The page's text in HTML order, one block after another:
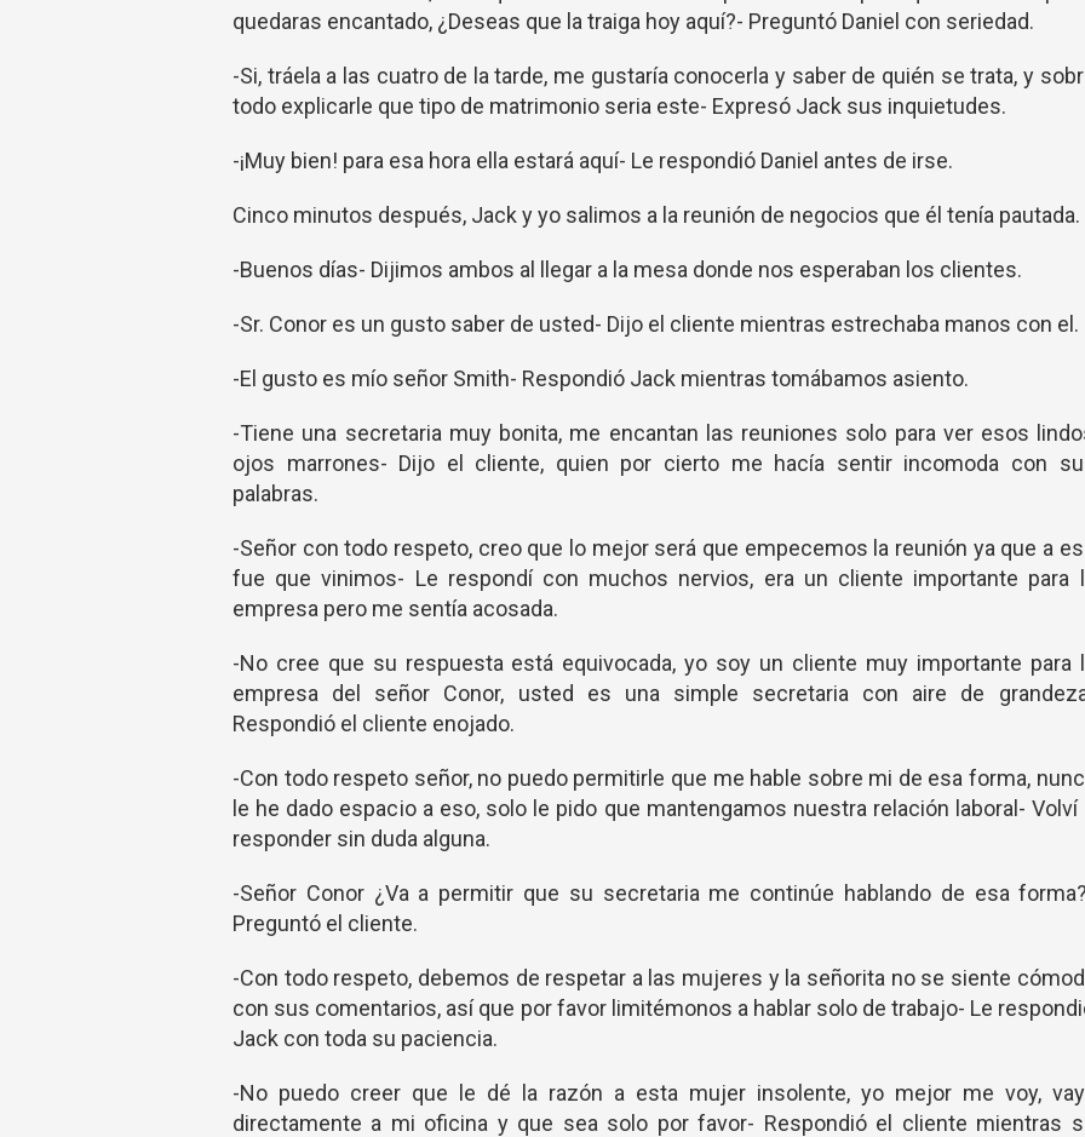
quedaras encantado, ¿Deseas que la traiga hoy aquí?- Preguntó Daniel con seriedad.
-Si, tráela a las cuatro de la tarde, me gustaría conocerla y saber de quién se trata, y
todo explicarle que tipo de matrimonio seria este- Expresó Jack sus inquietudes.
-¡Muy bien! para esa hora ella estará aquí- Le respondió Daniel antes de irse.
Cinco minutos después, Jack y yo salimos a la reunión de negocios que él tenía pautada.
-Buenos días- Dijimos ambos al llegar a la mesa donde nos esperaban los clientes.
-Sr. Conor es un gusto saber de usted- Dijo el cliente mientras estrechaba manos con el.
-El gusto es mío señor Smith- Respondió Jack mientras tomábamos asiento.
-Tiene una secretaria muy bonita, me encantan las reuniones solo para ver esos
ojos marrones- Dijo el cliente, quien por cierto me hacía sentir incomoda con
palabras.
-Señor con todo respeto, creo que lo mejor será que empecemos la reunión ya que a
fue que vinimos- Le respondí con muchos nervios, era un cliente importante para
empresa pero me sentía acosada.
-No cree que su respuesta está equivocada, yo soy un cliente muy importante para
empresa del señor Conor, usted es una simple secretaria con aire de
Respondió el cliente enojado.
-Con todo respeto señor, no puedo permitirle que me hable sobre mi de esa forma,
le he dado espacio a eso, solo le pido que mantengamos nuestra relación laboral- Volví
responder sin duda alguna.
-Señor Conor ¿Va a permitir que su secretaria me continúe hablando de esa
Preguntó el cliente.
-Con todo respeto, debemos de respetar a las mujeres y la señorita no se siente
con sus comentarios, así que por favor limitémonos a hablar solo de trabajo- Le
Jack con toda su paciencia.
-No puedo creer que le dé la razón a esta mujer insolente, yo mejor me voy,
directamente a mi oficina y que sea solo por favor- Respondió el cliente mientras